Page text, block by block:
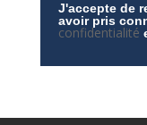
J'accepte de
avoir pris
confidentialité